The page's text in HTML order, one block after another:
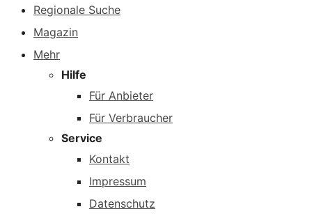
Regionale Suche
Magazin
Mehr
Hilfe
Für Anbieter
Für Verbraucher
Service
Kontakt
Impressum
Datenschutz